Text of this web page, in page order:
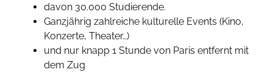
davon 30.000 Studierende.
Ganzjährig zahlreiche kulturelle Events (Kino,
Konzerte, Theater…)
und nur knapp 1 Stunde von Paris entfernt mit
dem Zug